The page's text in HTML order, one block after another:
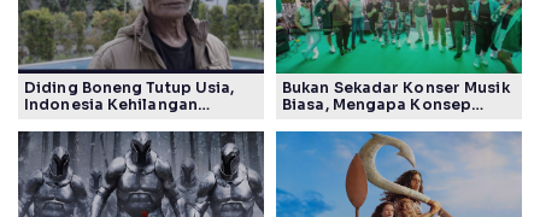
Diding Boneng Tutup Usia,
Indonesia Kehilangan
Generasi
Bukan Sekadar Konser Musik
Biasa, Mengapa Konsep
Tuai Pujian Banyak Pihak